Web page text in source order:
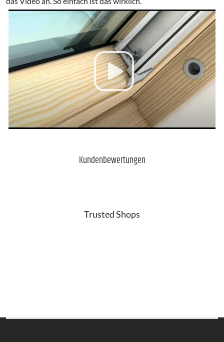
Kundenbewertungen
Trusted Shops